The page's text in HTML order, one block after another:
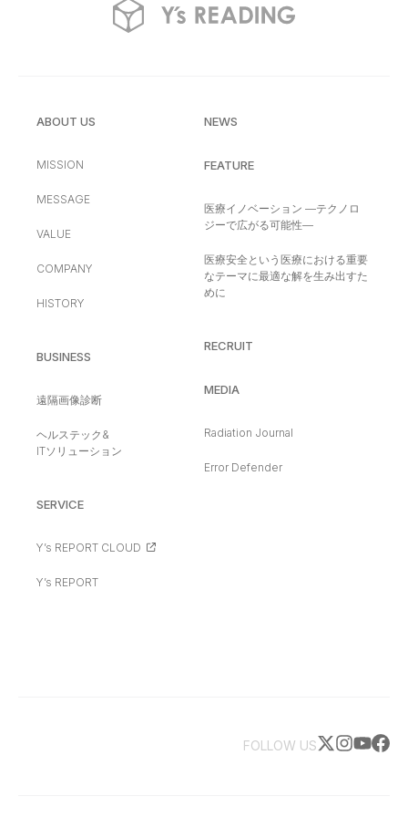
ABOUT US
MISSION
MESSAGE
VALUE
COMPANY
HISTORY
BUSINESS
遠隔画像診断
ヘルステック&
ITソリューション
SERVICE
Y’s REPORT CLOUD
Y’s REPORT
NEWS
FEATURE
医療イノベーション —テクノロ
ジーで広がる可能性—
医療安全という医療における重要
なテーマに最適な解を生み出すた
めに
RECRUIT
MEDIA
Radiation Journal
Error Defender
FOLLOW US